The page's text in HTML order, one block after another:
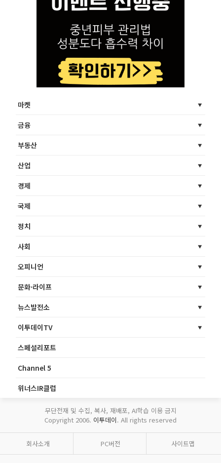
마켓
금융
부동산
산업
경제
국제
정치
사회
오피니언
문화·라이프
뉴스발전소
이투데이TV
스페셜리포트
Channel 5
위너스IR클럽
무단전재 및 수집, 복사, 재배포, AI학습 이용 금지
Copyright 2006. 이투데이. All rights reserved
회사소개 PC버전 사이트맵